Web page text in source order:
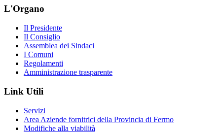
L'Organo
Il Presidente
Il Consiglio
Assemblea dei Sindaci
I Comuni
Regolamenti
Amministrazione trasparente
Link Utili
Servizi
Area Aziende fornitrici della Provincia di Fermo
Modifiche alla viabilità